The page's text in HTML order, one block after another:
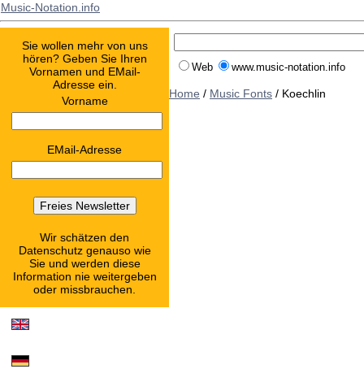
Music-Notation.info
Sie wollen mehr von uns
hören? Geben Sie Ihren
Vornamen und EMail-
Adresse ein.
Vorname
EMail-Adresse
Wir schätzen den
Datenschutz genauso wie
Sie und werden diese
Information nie weitergeben
oder missbrauchen.
Web www.music-notation.info
Home / Music Fonts / Koechlin